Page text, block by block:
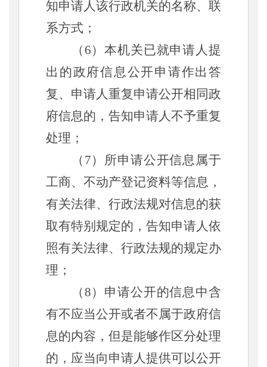
知申请人该行政机关的名称、联
系方式；
（ 6）本机关已就申请人提
出的政府信息公开申请作出答
复、申请人重复申请公开相同政
府信息的，告知申请人不予重复
处理；
（ 7）所申请公开信息属于
工商、不动产登记资料等信息，
有关法律、行政法规对信息的获
取有特别规定的，告知申请人依
照有关法律、行政法规的规定办
理；
（8）申请公开的信息中含
有不应当公开或者不属于政府信
息的内容，但是能够作区分处理
的，应当向申请人提供可以公开